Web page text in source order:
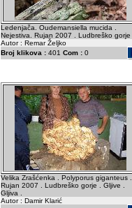
Ledenjača. Oudemansiella mucida .
Nejestiva. Rujan 2007 . Ludbreško gorje .
Autor : Remar Željko
Broj klikova : 401 Com : 0
Velika Zrašćenka . Polyporus giganteus .
Rujan 2007 . Ludbreško gorje . Gljive .
Gljiva .
Autor : Damir Klarić